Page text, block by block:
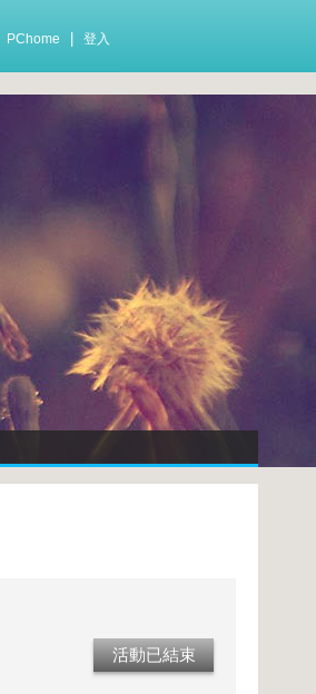
PChome 登入
活動已結束